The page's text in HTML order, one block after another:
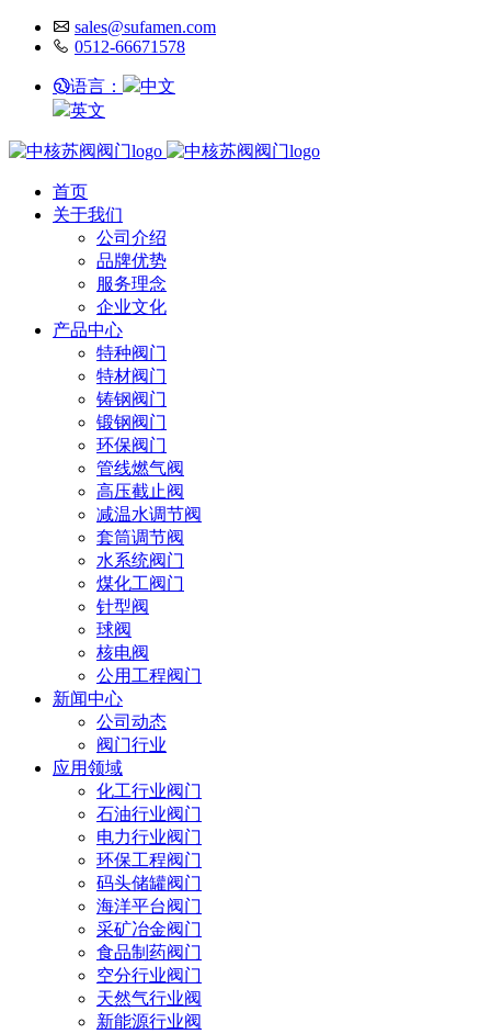
sales@sufamen.com
0512-66671578
语言：
中文
英文
首页
关于我们
公司介绍
品牌优势
服务理念
企业文化
产品中心
特种阀门
特材阀门
铸钢阀门
锻钢阀门
环保阀门
管线燃气阀
高压截止阀
减温水调节阀
套筒调节阀
水系统阀门
煤化工阀门
针型阀
球阀
核电阀
公用工程阀门
新闻中心
公司动态
阀门行业
应用领域
化工行业阀门
石油行业阀门
电力行业阀门
环保工程阀门
码头储罐阀门
海洋平台阀门
采矿冶金阀门
食品制药阀门
空分行业阀门
天然气行业阀
新能源行业阀